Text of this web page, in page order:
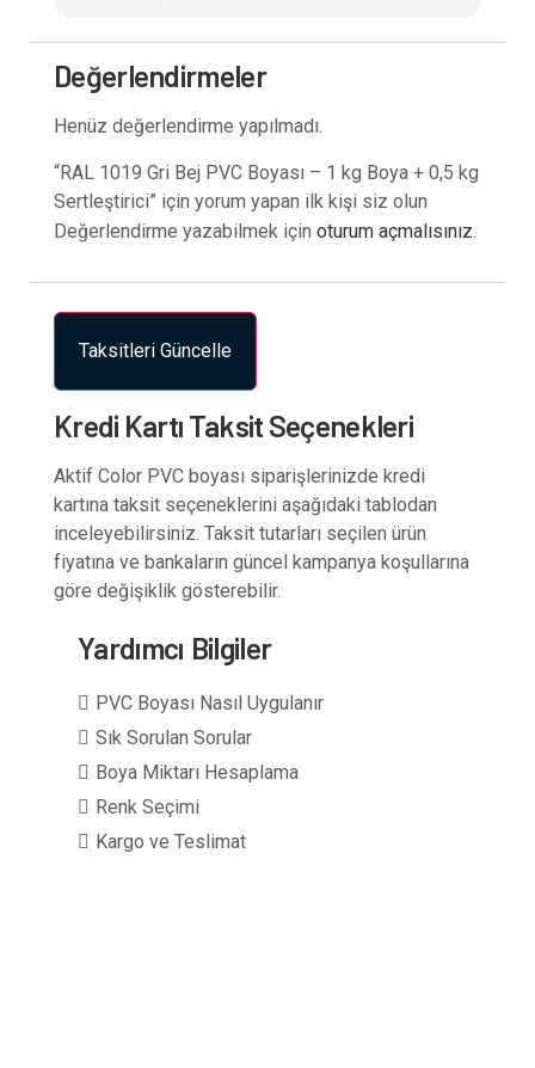
Değerlendirmeler
Henüz değerlendirme yapılmadı.
“RAL 1019 Gri Bej PVC Boyası – 1 kg Boya + 0,5 kg
Sertleştirici” için yorum yapan ilk kişi siz olun
Değerlendirme yazabilmek için oturum açmalısınız.
Taksitleri Güncelle
Kredi Kartı Taksit Seçenekleri
Aktif Color PVC boyası siparişlerinizde kredi
kartına taksit seçeneklerini aşağıdaki tablodan
inceleyebilirsiniz. Taksit tutarları seçilen ürün
fiyatına ve bankaların güncel kampanya koşullarına
göre değişiklik gösterebilir.
Yardımcı Bilgiler
PVC Boyası Nasıl Uygulanır
Sık Sorulan Sorular
Boya Miktarı Hesaplama
Renk Seçimi
Kargo ve Teslimat